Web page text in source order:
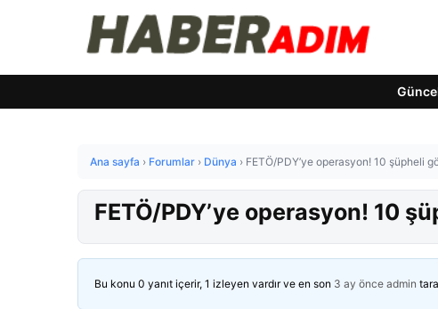
Ana sayfa › Forumlar › Dünya › FETÖ/PDY’ye operasyon! 10 şüpheli
FETÖ/PDY’ye operasyon! 10
Bu konu 0 yanıt içerir, 1 izleyen vardır ve en son 3 ay önce admin